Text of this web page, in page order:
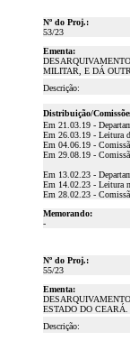
Nº do Proj.:
53/23
Ementa:
MILITAR, E DÁ
Descrição:
Distribuição/
Em 21.03.19 -
Em 26.03.19 - Leitura
Em 04.06.19 -
Em 29.08.19 -
Em 13.02.23 -
Em 14.02.23 - Leitura
Em 28.02.23 -
Memorando:
-
Nº do Proj.:
55/23
Ementa:
ESTADO DO CEARÁ.
Descrição: